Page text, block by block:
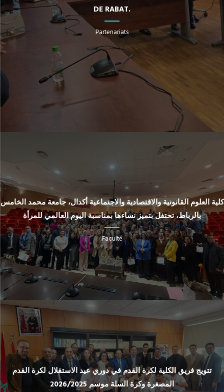
DE RABAT.
Partenariats
كلية العلوم القانونية والاقتصادية والاجتماعية أكدال، جامعة محمد الخامس
بالرباط، تحتفل بتميز نساءها بمناسبة اليوم العالمي للمرأة
Faculté
تتويج فريق الكلية لكرة القدم في دوري عيد الاستقلال لكرة القدم
المصغرة وكرة السلة موسم 2026/2025